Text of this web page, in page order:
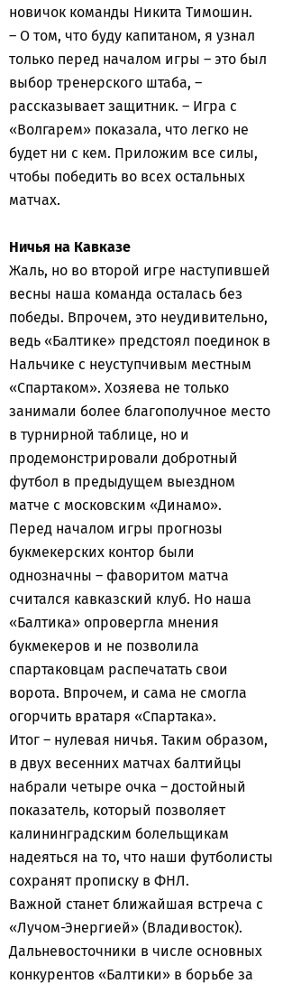
новичок команды Никита Тимошин.
– О том, что буду капитаном, я узнал
только перед началом игры – это был
выбор тренерского штаба, –
рассказывает защитник. – Игра с
«Волгарем» показала, что легко не
будет ни с кем. Приложим все силы,
чтобы победить во всех остальных
матчах.
Ничья на Кавказе
Жаль, но во второй игре наступившей
весны наша команда осталась без
победы. Впрочем, это неудивительно,
ведь «Балтике» предстоял поединок в
Нальчике с неуступчивым местным
«Спартаком». Хозяева не только
занимали более благополучное место
в турнирной таблице, но и
продемонстрировали добротный
футбол в предыдущем выездном
матче с московским «Динамо».
Перед началом игры прогнозы
букмекерских контор были
однозначны – фаворитом матча
считался кавказский клуб. Но наша
«Балтика» опровергла мнения
букмекеров и не позволила
спартаковцам распечатать свои
ворота. Впрочем, и сама не смогла
огорчить вратаря «Спартака».
Итог – нулевая ничья. Таким образом,
в двух весенних матчах балтийцы
набрали четыре очка – достойный
показатель, который позволяет
калининградским болельщикам
надеяться на то, что наши футболисты
сохранят прописку в ФНЛ.
Важной станет ближайшая встреча с
«Лучом-Энергией» (Владивосток).
Дальневосточники в числе основных
конкурентов «Балтики» в борьбе за